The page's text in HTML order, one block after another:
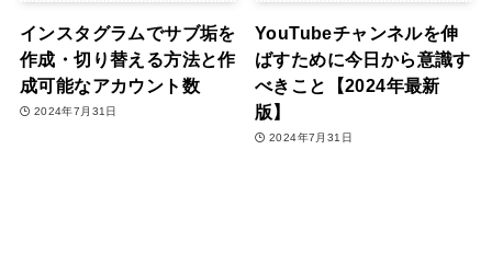
インスタグラムでサブ垢を
作成・切り替える方法と作
成可能なアカウント数
2024年7月31日
YouTubeチャンネルを伸
ばすために今日から意識す
べきこと【2024年最新
版】
2024年7月31日